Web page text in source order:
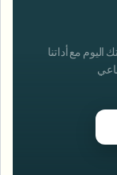
اليوم مع أداتنا